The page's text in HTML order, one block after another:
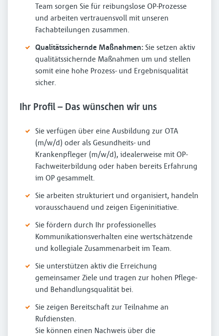
Team sorgen Sie für reibungslose OP-Prozesse
und arbeiten vertrauensvoll mit unseren
Fachabteilungen zusammen.
Qualitätssichernde Maßnahmen: Sie setzen aktiv
qualitätssichernde Maßnahmen um und stellen
somit eine hohe Prozess- und Ergebnisqualität
sicher.
Ihr Profil – Das wünschen wir uns
Sie verfügen über eine Ausbildung zur OTA
(m/w/d) oder als Gesundheits- und
Krankenpfleger (m/w/d), idealerweise mit OP-
Fachweiterbildung oder haben bereits Erfahrung
im OP gesammelt.
Sie arbeiten strukturiert und organisiert, handeln
vorausschauend und zeigen Eigeninitiative.
Sie fördern durch Ihr professionelles
Kommunikationsverhalten eine wertschätzende
und kollegiale Zusammenarbeit im Team.
Sie unterstützen aktiv die Erreichung
gemeinsamer Ziele und tragen zur hohen Pflege-
und Behandlungsqualität bei.
Sie zeigen Bereitschaft zur Teilnahme an
Rufdiensten.
Sie können einen Nachweis über die